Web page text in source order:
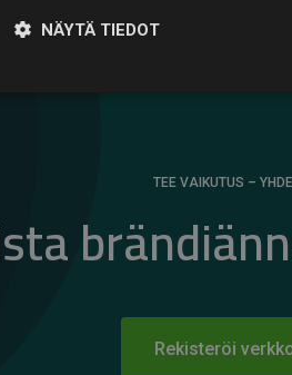
TEE VAIKUTUS –
Rekisteröi
NÄYTÄ TIEDOT